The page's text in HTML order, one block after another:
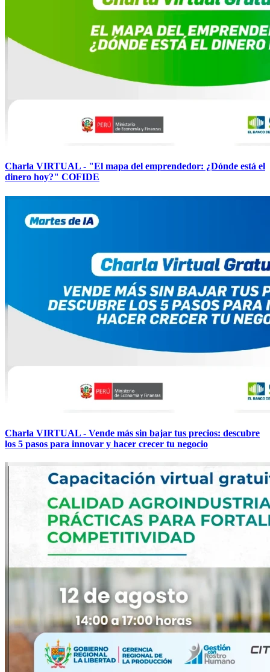
Charla VIRTUAL - "El mapa del emprendedor: ¿Dónde está el
dinero hoy?" COFIDE
Charla VIRTUAL - Vende más sin bajar tus precios: descubre
los 5 pasos para innovar y hacer crecer tu negocio